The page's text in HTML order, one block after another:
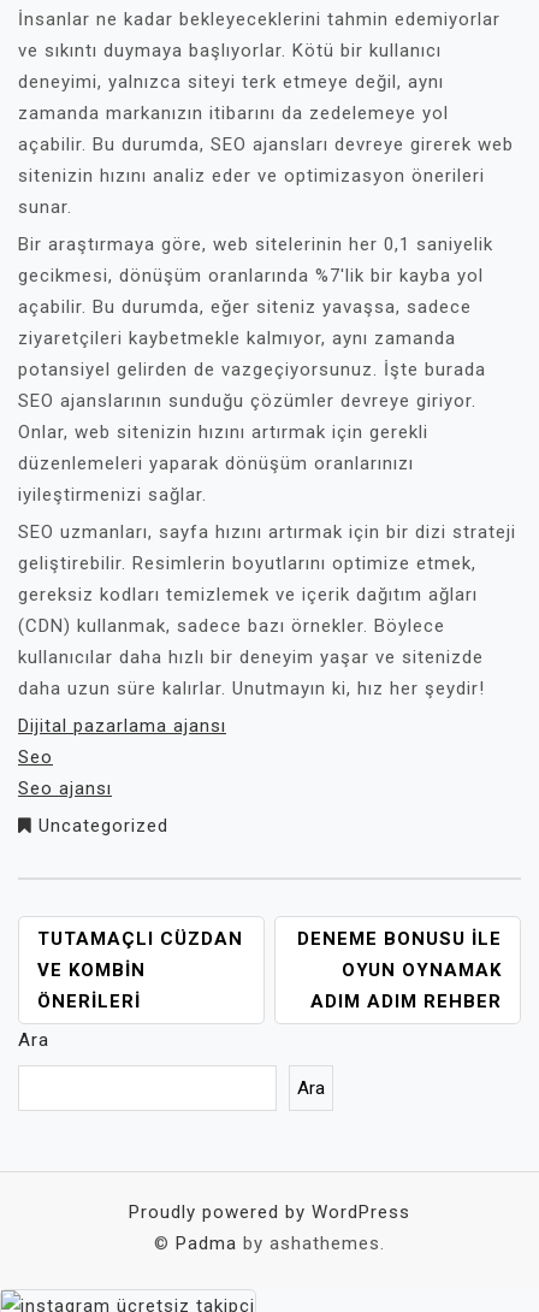
İnsanlar ne kadar bekleyeceklerini tahmin edemiyorlar
ve sıkıntı duymaya başlıyorlar. Kötü bir kullanıcı
deneyimi, yalnızca siteyi terk etmeye değil, aynı
zamanda markanızın itibarını da zedelemeye yol
açabilir. Bu durumda, SEO ajansları devreye girerek web
sitenizin hızını analiz eder ve optimizasyon önerileri
sunar.
Bir araştırmaya göre, web sitelerinin her 0,1 saniyelik
gecikmesi, dönüşüm oranlarında %7'lik bir kayba yol
açabilir. Bu durumda, eğer siteniz yavaşsa, sadece
ziyaretçileri kaybetmekle kalmıyor, aynı zamanda
potansiyel gelirden de vazgeçiyorsunuz. İşte burada
SEO ajanslarının sunduğu çözümler devreye giriyor.
Onlar, web sitenizin hızını artırmak için gerekli
düzenlemeleri yaparak dönüşüm oranlarınızı
iyileştirmenizi sağlar.
SEO uzmanları, sayfa hızını artırmak için bir dizi strateji
geliştirebilir. Resimlerin boyutlarını optimize etmek,
gereksiz kodları temizlemek ve içerik dağıtım ağları
(CDN) kullanmak, sadece bazı örnekler. Böylece
kullanıcılar daha hızlı bir deneyim yaşar ve sitenizde
daha uzun süre kalırlar. Unutmayın ki, hız her şeydir!
Dijital pazarlama ajansı
Seo
Seo ajansı
Uncategorized
YAZI
GEZINMESI
TUTAMAÇLI CÜZDAN
VE KOMBIN
ÖNERILERI
DENEME BONUSU ILE
OYUN OYNAMAK
ADIM ADIM REHBER
Ara
Ara
Proudly powered by WordPress
© Padma by ashathemes.